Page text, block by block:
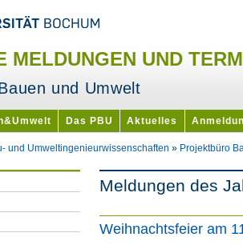
MELDUNGEN UND
und Umwelt
Das PBU Aktuelles
und Umweltingenieurwissenschaften » Projektbüro
Meldungen des
Weihnachtsfeier am